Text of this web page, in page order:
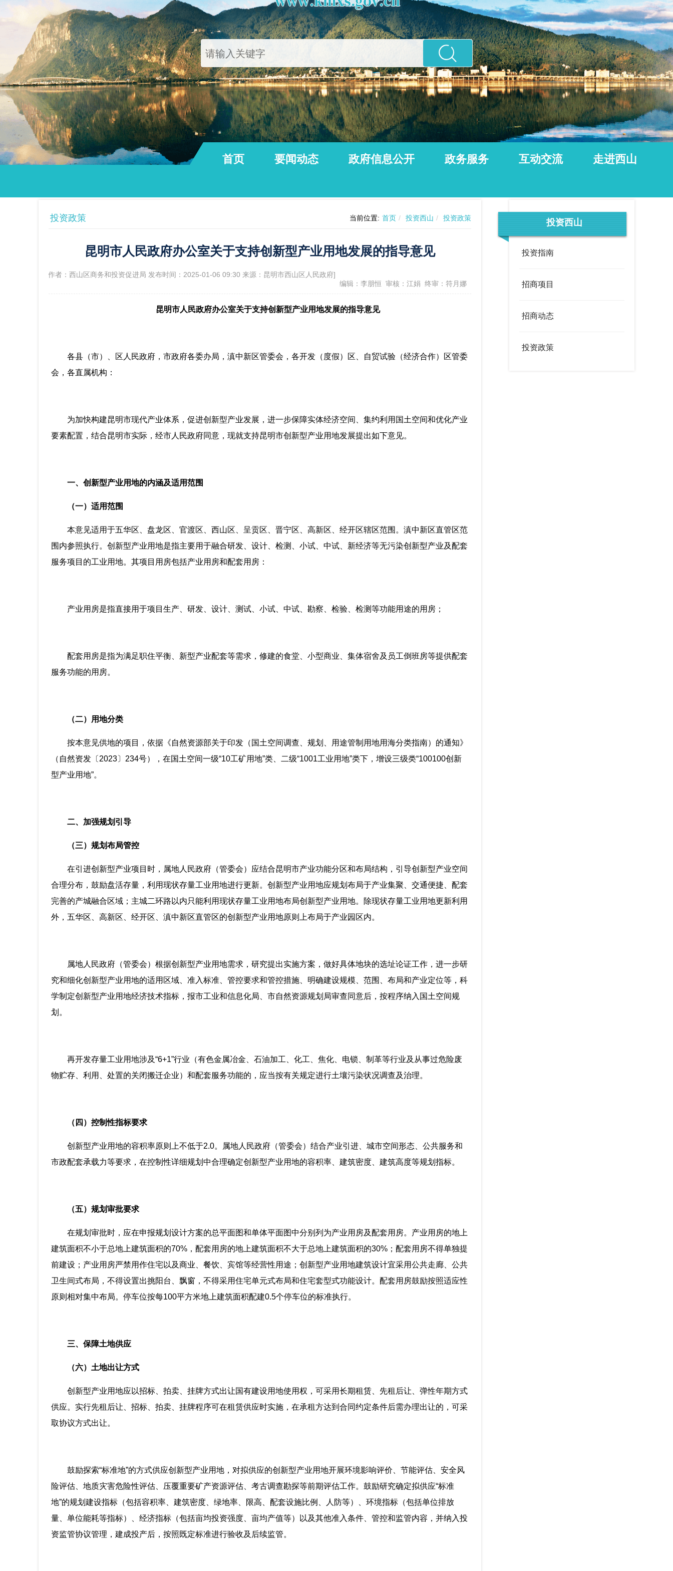
首页 要闻动态 政府信息公开 政务服务 互动交流 走进西山
法定主动公开内容
政府信息公开年报 依申请公开 服务评价结果公示
办事服务统计公示
投资政策 当前位置: 首页 / 投资西山 / 投资政策
昆明市人民政府办公室关于支持创新型产业用地发展的指导意见
[作者：西山区商务和投资促进局 发布时间：2025-01-06 09:30 来源：昆明市西山区人民政府]
编辑：李朋恒 审核：江娟 终审：符月娜
昆明市人民政府办公室关于支持创新型产业用地发展的指导意见
各县（市）、区人民政府，市政府各委办局，滇中新区管委会，各开发（度假）区、自贸试验（经济合作）区管委
会，各直属机构：
为加快构建昆明市现代产业体系，促进创新型产业发展，进一步保障实体经济空间、集约利用国土空间和优化产业
要素配置，结合昆明市实际，经市人民政府同意，现就支持昆明市创新型产业用地发展提出如下意见。
一、创新型产业用地的内涵及适用范围
（一）适用范围
本意见适用于五华区、盘龙区、官渡区、西山区、呈贡区、晋宁区、高新区、经开区辖区范围。滇中新区直管区范
围内参照执行。创新型产业用地是指主要用于融合研发、设计、检测、小试、中试、新经济等无污染创新型产业及配套
服务项目的工业用地。其项目用房包括产业用房和配套用房：
产业用房是指直接用于项目生产、研发、设计、测试、小试、中试、勘察、检验、检测等功能用途的用房；
配套用房是指为满足职住平衡、新型产业配套等需求，修建的食堂、小型商业、集体宿舍及员工倒班房等提供配套
服务功能的用房。
（二）用地分类
按本意见供地的项目，依据《自然资源部关于印发（国土空间调查、规划、用途管制用地用海分类指南）的通知》
（自然资发〔2023〕234号），在国土空间一级“10工矿用地”类、二级“1001工业用地”类下，增设三级类“100100创新
型产业用地”。
二、加强规划引导
（三）规划布局管控
在引进创新型产业项目时，属地人民政府（管委会）应结合昆明市产业功能分区和布局结构，引导创新型产业空间
合理分布，鼓励盘活存量，利用现状存量工业用地进行更新。创新型产业用地应规划布局于产业集聚、交通便捷、配套
完善的产城融合区域；主城二环路以内只能利用现状存量工业用地布局创新型产业用地。除现状存量工业用地更新利用
外，五华区、高新区、经开区、滇中新区直管区的创新型产业用地原则上布局于产业园区内。
属地人民政府（管委会）根据创新型产业用地需求，研究提出实施方案，做好具体地块的选址论证工作，进一步研
究和细化创新型产业用地的适用区域、准入标准、管控要求和管控措施、明确建设规模、范围、布局和产业定位等，科
学制定创新型产业用地经济技术指标，报市工业和信息化局、市自然资源规划局审查同意后，按程序纳入国土空间规
划。
再开发存量工业用地涉及“6+1”行业（有色金属冶金、石油加工、化工、焦化、电锁、制革等行业及从事过危险废
物贮存、利用、处置的关闭搬迁企业）和配套服务功能的，应当按有关规定进行土壤污染状况调查及治理。
（四）控制性指标要求
创新型产业用地的容积率原则上不低于2.0。属地人民政府（管委会）结合产业引进、城市空间形态、公共服务和
市政配套承载力等要求，在控制性详细规划中合理确定创新型产业用地的容积率、建筑密度、建筑高度等规划指标。
（五）规划审批要求
在规划审批时，应在申报规划设计方案的总平面图和单体平面图中分别列为产业用房及配套用房。产业用房的地上
建筑面积不小于总地上建筑面积的70%，配套用房的地上建筑面积不大于总地上建筑面积的30%；配套用房不得单独提
前建设；产业用房严禁用作住宅以及商业、餐饮、宾馆等经营性用途；创新型产业用地建筑设计宜采用公共走廊、公共
卫生间式布局，不得设置出挑阳台、飘窗，不得采用住宅单元式布局和住宅套型式功能设计。配套用房鼓励按照适应性
原则相对集中布局。停车位按每100平方米地上建筑面积配建0.5个停车位的标准执行。
三、保障土地供应
（六）土地出让方式
创新型产业用地应以招标、拍卖、挂牌方式出让国有建设用地使用权，可采用长期租赁、先租后让、弹性年期方式
供应。实行先租后让、招标、拍卖、挂牌程序可在租赁供应时实施，在承租方达到合同约定条件后需办理出让的，可采
取协议方式出让。
鼓励探索“标准地”的方式供应创新型产业用地，对拟供应的创新型产业用地开展环境影响评价、节能评估、安全风
险评估、地质灾害危险性评估、压覆重要矿产资源评估、考古调查勘探等前期评估工作。鼓励研究确定拟供应“标准
地”的规划建设指标（包括容积率、建筑密度、绿地率、限高、配套设施比例、人防等）、环境指标（包括单位排放
量、单位能耗等指标）、经济指标（包括亩均投资强度、亩均产值等）以及其他准入条件、管控和监管内容，并纳入投
资监管协议管理，建成投产后，按照既定标准进行验收及后续监管。
投资西山
投资指南
招商项目
招商动态
投资政策